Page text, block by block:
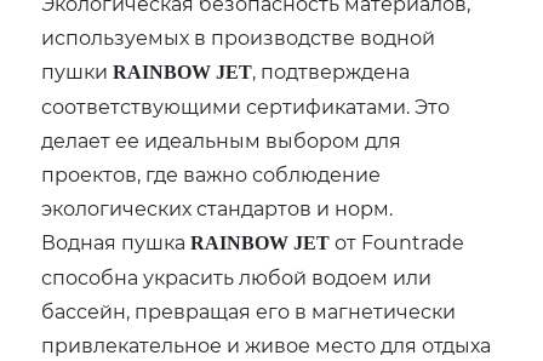
используемых в производстве водной
пушкиRAINBOW JET, подтверждена
соответствующими сертификатами. Это
делает ее идеальным выбором для
проектов, где важно соблюдение
экологических стандартов и норм.
Водная пушкаRAINBOW JET от Fountrade
способна украсить любой водоем или
бассейн, превращая его в магнетически
привлекательное и живое место для отдыха